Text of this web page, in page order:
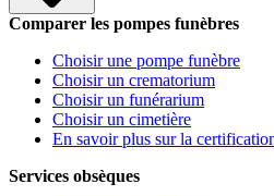
Comparer les pompes funèbres
Choisir une pompe funèbre
Choisir un crematorium
Choisir un funérarium
Choisir un cimetière
En savoir plus sur la
Services obsèques